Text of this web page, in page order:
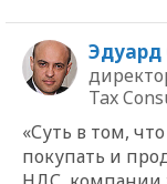
Эдуард
Tax
«Суть в том,
покупать и